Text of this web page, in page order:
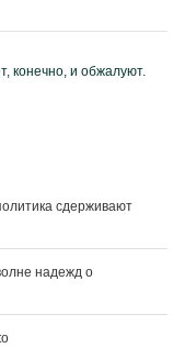
конечно, и обжалуют.
сдерживают
надежд о